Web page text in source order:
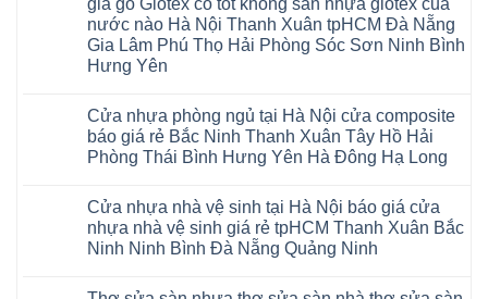
Dương
Huế
Cần
Thơ
Đà
Đức
Hoài
Đức
Ninh
Phòng
Tứ
Kỳ
Đan
Phượng
Nẵng
Khánh
Hải
Phòng
Hưng
Yên
Nghệ
An
Quảng
Thọ
Bắc
Ninh
Tuyên
Lâm
Thanh
Xuân
Hà
Nội
Từ
Liêm
Đan
Phượng
Bình
Hải
Phòng
quan
tâm
Nghệ
An
Bắc
Ninh
Tuyên
Nguyên
uy
tín
hàng
đầu
đã
định
tại
Việt
Nam
Sàn
nhựa
Fukione
giả
gỗ
4mm
6mm
đế
cao
su
ở
Sàn
nhựa
Glotex
và
composite
giả
vân
gỗ
tạo
sang
trọng
giả gỗ Glotex có tốt không sàn nhựa glotex của
nước nào Hà Nội Thanh Xuân tpHCM Đà Nẵng
Gia Lâm Phú Thọ Hải Phòng Sóc Sơn Ninh Bình
Hưng Yên
bình
luận
ở
Sàn
4mm
giá
bao
nhiêu
Sàn
Cửa nhựa phòng ngủ tại Hà Nội cửa composite
báo giá rẻ Bắc Ninh Thanh Xuân Tây Hồ Hải
Phòng Thái Bình Hưng Yên Hà Đông Hạ Long
bình
luận
ở
Cửa
ngủ
Cửa nhựa nhà vệ sinh tại Hà Nội báo giá cửa
nhựa nhà vệ sinh giá rẻ tpHCM Thanh Xuân Bắc
Ninh Ninh Bình Đà Nẵng Quảng Ninh